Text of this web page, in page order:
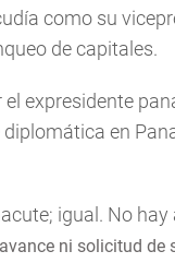
como su
de capitales.
expresidente
en
ni solicitud de